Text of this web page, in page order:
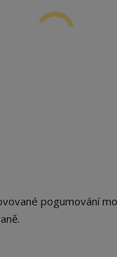
pogumování